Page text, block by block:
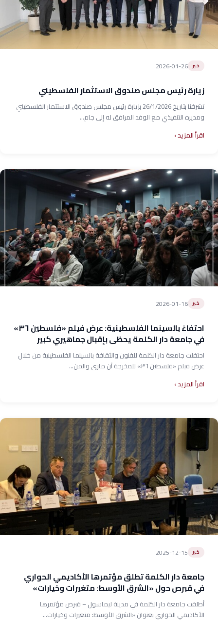
خبر 2026-01-26
زيارة رئيس مجلس صندوق الاستثمار الفلسطيني
تشرفنا بتاريخ 26/1/2026 بزيارة رئيس مجلس صندوق الاستثمار الفلسطيني
ومديره التنفيذي مع الوفد المرافق له إلى جام...
اقرأ المزيد
خبر 2026-01-16
احتفاءً بالسينما الفلسطينية: عرض فيلم «فلسطين ٣٦»
في جامعة دار الكلمة يحظى بإقبال جماهيري كبير
احتفلت جامعة دار الكلمة للفنون والثقافة بالسينما الفلسطينية من خلال
عرض فيلم «فلسطين ٣٦» للمخرجة آن ماري والمن...
اقرأ المزيد
خبر 2025-12-15
جامعة دار الكلمة تطلق مؤتمرها الأكاديمي الحواري
في قبرص حول «الشرق الأوسط: متغيرات وخيارات»
أطلقت جامعة دار الكلمة في مدينة ليماسول – قبرص مؤتمرها
الأكاديمي الحواري بعنوان «الشرق الأوسط: متغيرات وخيارات...